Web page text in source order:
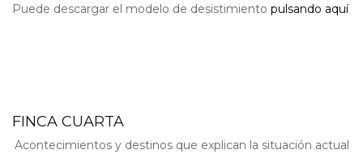
Puede descargar el modelo de desistimiento pulsando aquí
FINCA CUARTA
Acontecimientos y destinos que explican la situación actual